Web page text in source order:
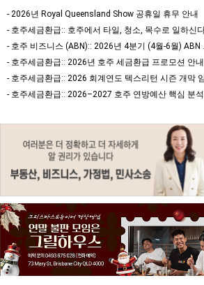
- 2026년 Royal Queensland Show 공휴일 휴무 안내
- 호주세금환급:: 2026년 호주 세금환급 프로모션 안내
- 호주세금환급:: 2026–2027 호주 연방예산 핵심 분석